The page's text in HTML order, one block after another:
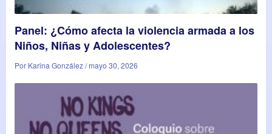
Panel: ¿Cómo afecta la violencia armada a los
Niños, Niñas y Adolescentes?
Por Karina González / mayo 30, 2026